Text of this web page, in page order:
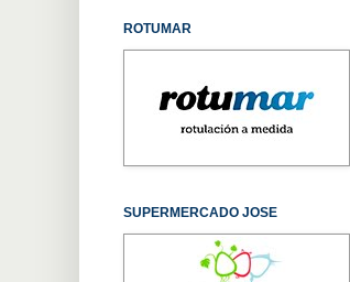
ROTUMAR
SUPERMERCADO JOSE